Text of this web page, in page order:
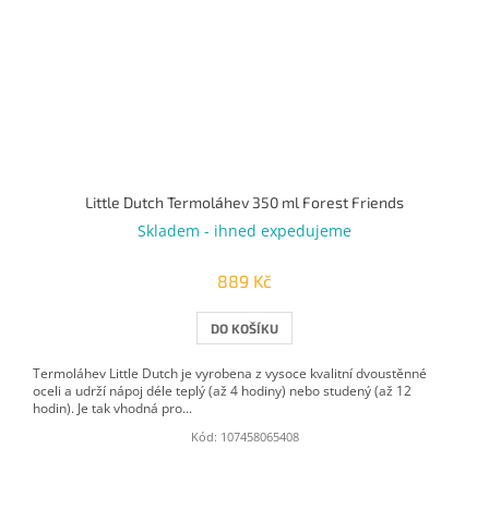
Little Dutch Termoláhev 350 ml Forest Friends
Skladem - ihned expedujeme
889 Kč
DO KOŠÍKU
Termoláhev Little Dutch je vyrobena z vysoce kvalitní dvoustěnné
oceli a udrží nápoj déle teplý (až 4 hodiny) nebo studený (až 12
hodin). Je tak vhodná pro...
Kód: 107458065408